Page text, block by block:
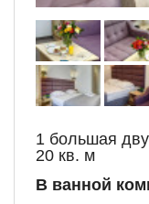
1 большая
20 кв. м
В ванной